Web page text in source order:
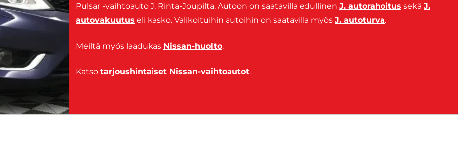
Pulsar -vaihtoauto J. Rinta-Joupilta. Autoon on saatavilla edullinen J. autorahoitus sekä J.
autovakuutus eli kasko. Valikoituihin autoihin on saatavilla myös J. autoturva.
Meiltä myös laadukas Nissan-huolto.
Katso tarjoushintaiset Nissan-vaihtoautot.